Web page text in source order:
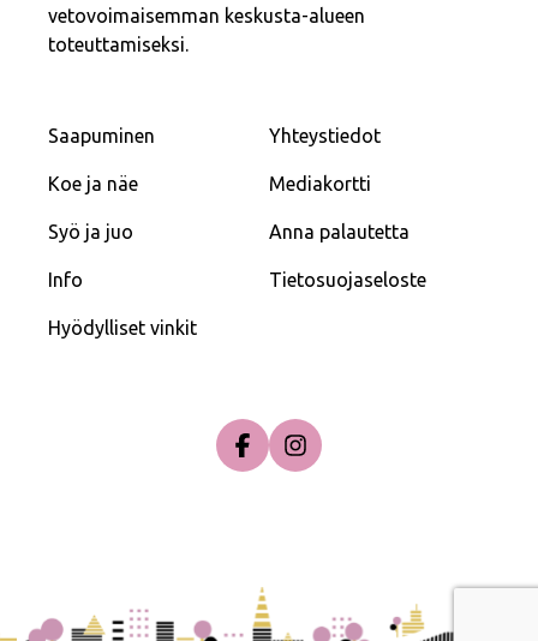
vetovoimaisemman keskusta-alueen
toteuttamiseksi.
Saapuminen
Koe ja näe
Syö ja juo
Info
Hyödylliset vinkit
Yhteystiedot
Mediakortti
Anna palautetta
Tietosuojaseloste